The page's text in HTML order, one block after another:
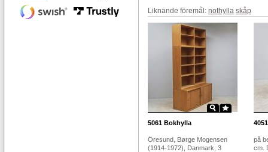
Liknande föremål: nothylla skåp
5061 Bokhylla
Öresund, Børge Mogensen
(1914-1972), Danmark, 3
4051
på
cm.